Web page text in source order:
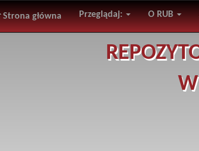
Strona główna Przeglądaj: O RUB